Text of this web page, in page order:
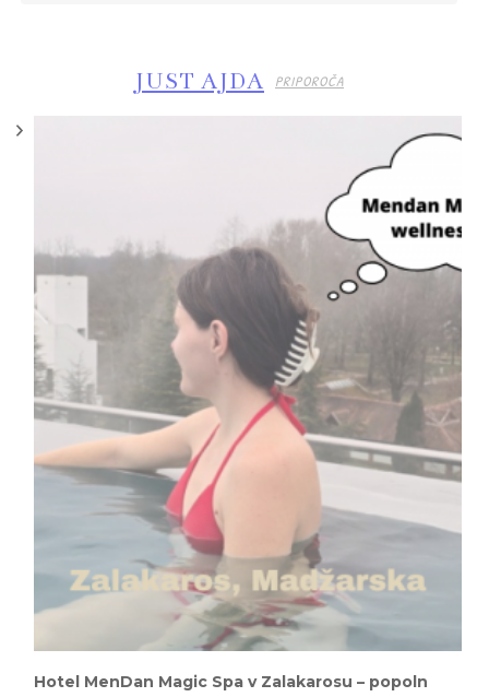
JUST AJDA PRIPOROČA
Hotel MenDan Magic Spa v Zalakarosu – popoln